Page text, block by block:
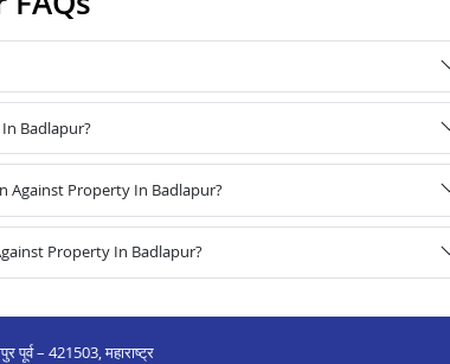
Badlapur?
Against Property In Badlapur?
Property In Badlapur?
पूर्व – 421503, महाराष्ट्र